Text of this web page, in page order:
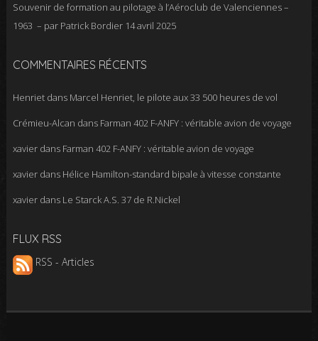
Souvenir de formation au pilotage à l’Aéroclub de Valenciennes –
1963 – par Patrick Bordier 14 avril 2025
COMMENTAIRES RÉCENTS
Henrietdans Marcel Henriet, le pilote aux 33 500 heures de vol
Crémieu-Alcan dans Farman 402 F-ANFY : véritable avion de voyage
xavierdans Farman 402 F-ANFY : véritable avion de voyage
xavierdans Hélice Hamilton-standard bipale à vitesse constante
xavierdans Le Starck A.S. 37 de R.Nickel
FLUX RSS
RSS - Articles